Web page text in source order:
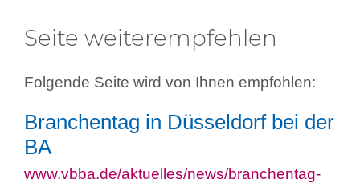
Seite weiterempfehlen
Folgende Seite wird von Ihnen empfohlen:
Branchentag in Düsseldorf bei der
BA
www.vbba.de/aktuelles/news/branchentag-